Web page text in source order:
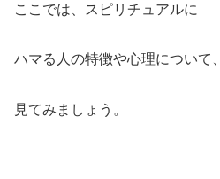
ここでは、スピリチュアルに
ハマる人の特徴や心理について、
見てみましょう。